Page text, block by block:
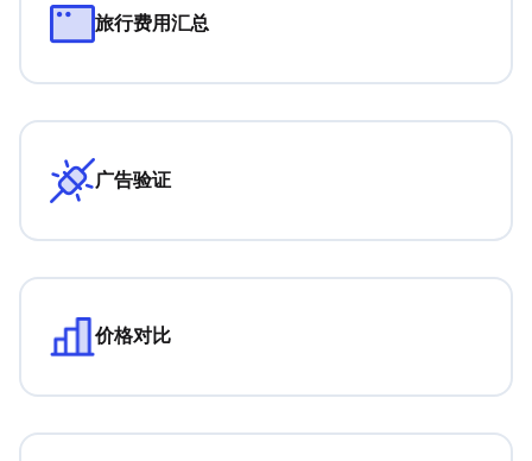
旅行费用汇总
广告验证
价格对比